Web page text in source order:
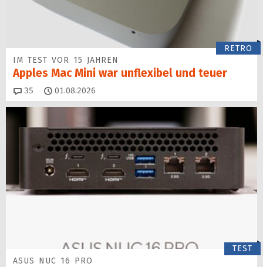
RETRO
IM TEST VOR 15 JAHREN
Apples Mac Mini war unflexibel und teuer
35 Kommentare
01.08.2026
TEST
ASUS NUC 16 PRO